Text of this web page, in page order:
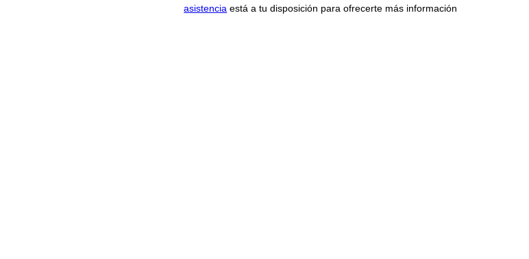
asistencia está a tu disposición para ofrecerte más información